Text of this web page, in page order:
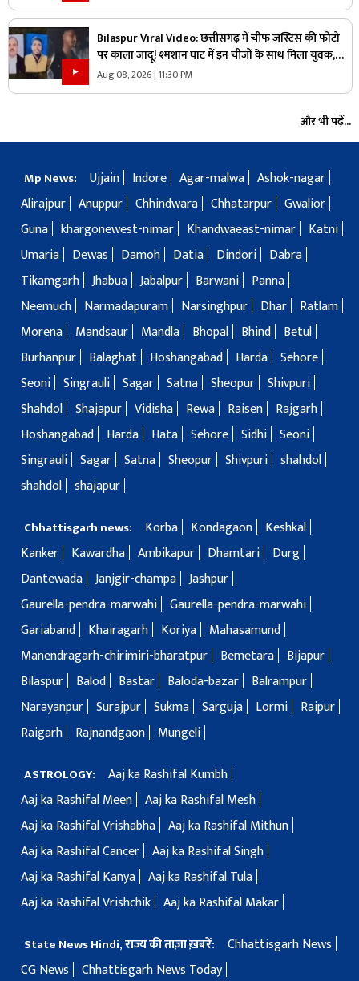
Bilaspur Viral Video: छत्तीसगढ़ में चीफ जस्टिस की फोटो
पर काला जादू! श्मशान घाट में इन चीजों के साथ मिला युवक,
देखिए ये पूरा वीडियो
Aug 08, 2026 | 11:30 PM
और भी पढ़ें...
Mp News: Ujjain Indore Agar-malwa Ashok-nagar
Alirajpur Anuppur Chhindwara Chhatarpur Gwalior
Guna khargonewest-nimar Khandwaeast-nimar
Katni
Umaria
Dewas Damoh Datia Dindori
Dabra
Tikamgarh Jhabua Jabalpur Barwani
Panna
Neemuch
Narmadapuram Narsinghpur Dhar
Ratlam
Morena
Mandsaur Mandla Bhopal Bhind
Betul
Burhanpur
Balaghat Hoshangabad Harda Sehore
Seoni Singrauli Sagar Satna Sheopur Shivpuri
Shahdol Shajapur Vidisha Rewa Raisen
Rajgarh
Hoshangabad
Harda Hata Sehore Sidhi Seoni
Singrauli Sagar Satna Sheopur Shivpuri shahdol
shahdol shajapur
Chhattisgarh news: Korba Kondagaon
Keshkal
Kanker
Kawardha Ambikapur Dhamtari
Durg
Dantewada Janjgir-champa Jashpur
Gaurella-pendra-marwahi Gaurella-pendra-marwahi
Gariaband
Khairagarh Koriya
Mahasamund
Manendragarh-chirimiri-bharatpur
Bemetara
Bijapur
Bilaspur
Balod Bastar Baloda-bazar
Balrampur
Narayanpur Surajpur Sukma Sarguja Lormi
Raipur
Raigarh
Rajnandgaon Mungeli
ASTROLOGY:
Aaj ka Rashifal Kumbh
Aaj ka Rashifal Meen Aaj ka Rashifal Mesh
Aaj ka Rashifal Vrishabha Aaj ka Rashifal Mithun
Aaj ka Rashifal Cancer Aaj ka Rashifal Singh
Aaj ka Rashifal Kanya Aaj ka Rashifal Tula
Aaj ka Rashifal Vrishchik Aaj ka Rashifal Makar
State News Hindi, राज्य की ताज़ा ख़बरें:
Chhattisgarh News
CG News
Chhattisgarh News Today